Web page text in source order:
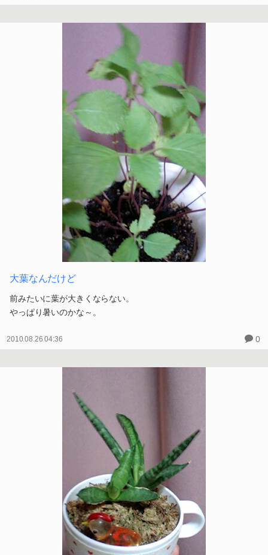
大葉なんだけど
前みたいに葉が大きくならない。
やっぱり暑いのかな～。
2010.08.26 04:36 0